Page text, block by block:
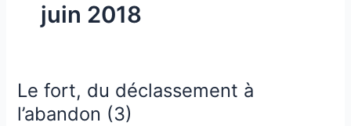
juin 2018
Le fort, du déclassement à
l’abandon (3)